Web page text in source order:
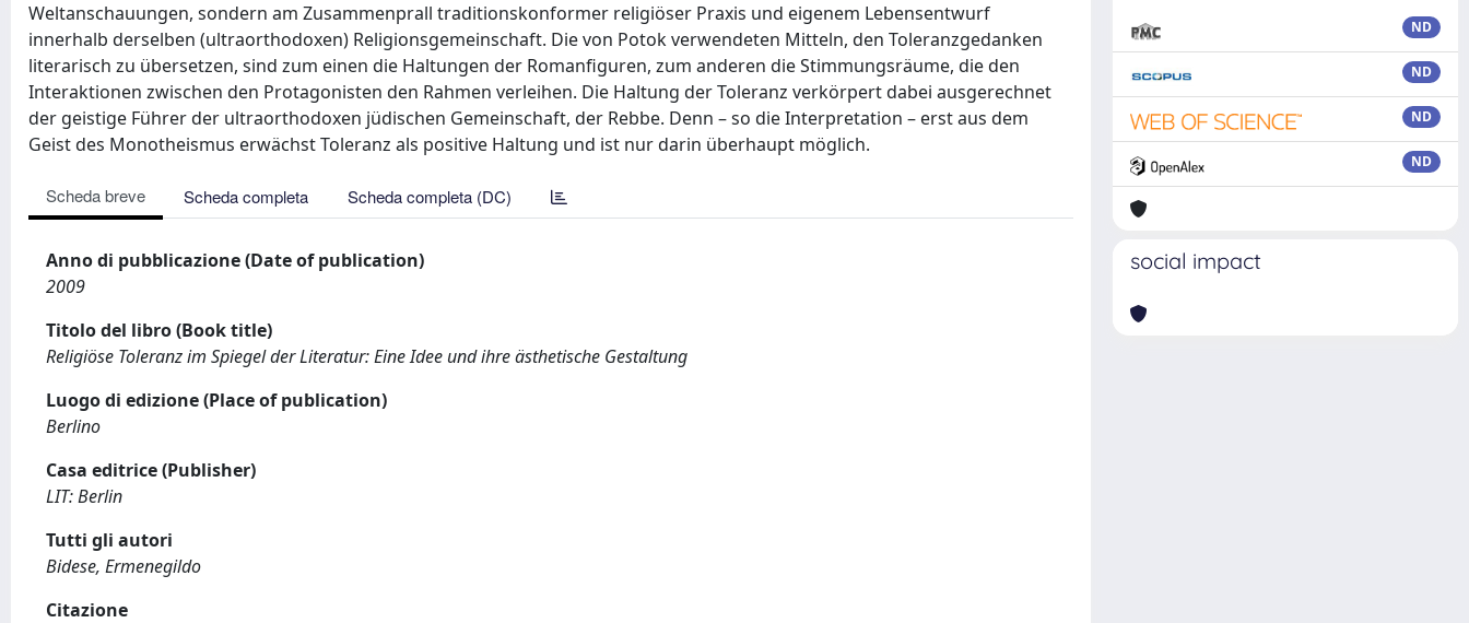
Weltanschauungen, sondern am Zusammenprall traditionskonformer religiöser Praxis und eigenem Lebensentwurf
innerhalb derselben (ultraorthodoxen) Religionsgemeinschaft. Die von Potok verwendeten Mitteln, den Toleranzgedanken
literarisch zu übersetzen, sind zum einen die Haltungen der Romanfiguren, zum anderen die Stimmungsräume, die den
Interaktionen zwischen den Protagonisten den Rahmen verleihen. Die Haltung der Toleranz verkörpert dabei ausgerechnet
der geistige Führer der ultraorthodoxen jüdischen Gemeinschaft, der Rebbe. Denn – so die Interpretation – erst aus dem
Geist des Monotheismus erwächst Toleranz als positive Haltung und ist nur darin überhaupt möglich.
Scheda breve Scheda completa Scheda completa (DC)
Anno di pubblicazione (Date of publication)
2009
Titolo del libro (Book title)
Religiöse Toleranz im Spiegel der Literatur: Eine Idee und ihre ästhetische Gestaltung
Luogo di edizione (Place of publication)
Berlino
Casa editrice (Publisher)
LIT: Berlin
Tutti gli autori
Bidese, Ermenegildo
Citazione
ND
ND
ND
ND
social impact